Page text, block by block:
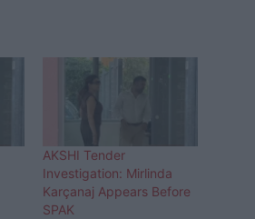
AKSHI Tender
Investigation: Mirlinda
Karçanaj Appears Before
SPAK